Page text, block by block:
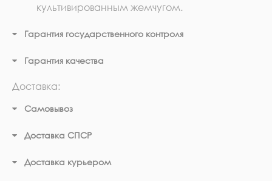
культивированным жемчугом.
Гарантия государственного контроля
Гарантия качества
Доставка:
Самовывоз
Доставка СПСР
Доставка курьером